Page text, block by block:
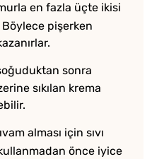
en fazla üçte ikisi
pişerken
sonra
sıkılan krema
alması için sıvı
önce iyice